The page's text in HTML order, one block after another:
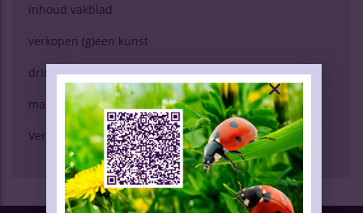
inhoud vakblad
verkopen (g)een kunst
drinken & gezondheid
marktspiegel
Verschijning Drinks Slijtersvakblad